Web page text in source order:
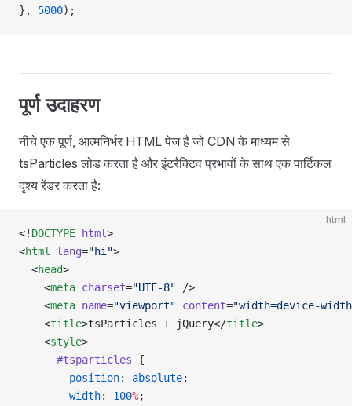
}, 5000);
पूर्ण उदाहरण
नीचे एक पूर्ण, आत्मनिर्भर HTML पेज है जो CDN के माध्यम से
tsParticles लोड करता है और इंटरैक्टिव प्रभावों के साथ एक पार्टिकल
दृश्य रेंडर करता है:
html
<! DOCTYPE html>
<html lang="hi">
  <
head>
    <
meta charset="UTF-8" />
    <
meta name="viewport" content="width=device-
    <
title>tsParticles + jQuery</title>
    <
style>
      #tsparticles
{
        position
: absolute;
        width
: 100%;